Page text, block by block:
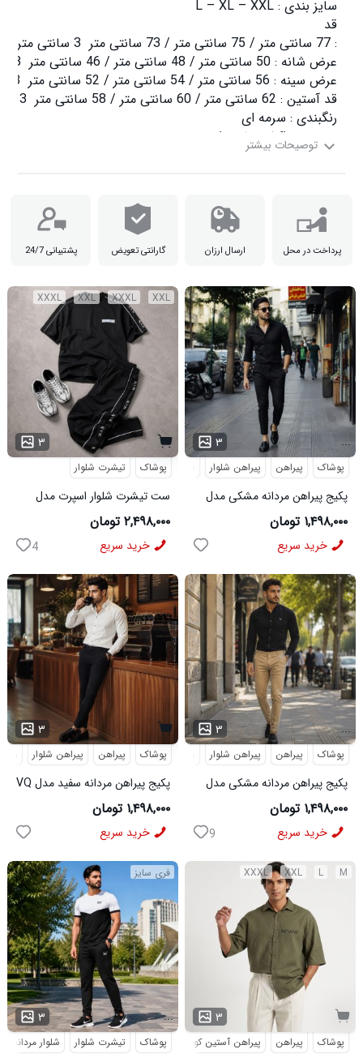
جنس : مراکشی طرحدار
پرداخت در محل ارسال ارزان گارانتی تعویض پشتیبانی 24/7
XXL
XXXL
XXL
XXXL
۳
پوشاک تیشرت شلوار
ست تیشرت شلوار اسپرت مدل
MAN مشکی
۲,۴۹۸,۰۰۰ تومان
خرید سریع 4
۳ ...
پوشاک پیراهن پیراهن شلوار شلوار مردانه
پکیج پیراهن مردانه مشکی مدل
VQ شلوار مردانه مشکی مدل
MOBIN
۱,۴۹۸,۰۰۰ تومان
خرید سریع
۳
پوشاک پیراهن پیراهن شلوار
پکیج پیراهن مردانه سفید مدل VQ
شلوار مردانه مشکی مدل MOBIN
۱,۴۹۸,۰۰۰ تومان
خرید سریع
۳ ...
پوشاک پیراهن پیراهن شلوار شلوار مردانه
پکیج پیراهن مردانه مشکی مدل
VQ شلوار مردانه خاکی مدل
MOBIN
۱,۴۹۸,۰۰۰ تومان
خرید سریع 9
فری سایز
۳ ...
پوشاک تیشرت شلوار شلوار مردانه
M
L
XXL
XXXL
۳
پوشاک پیراهن پیراهن آستین کوتاه طرحدار